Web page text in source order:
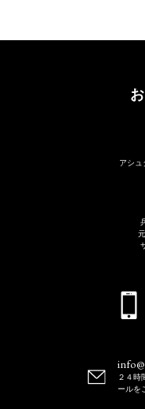
アシュ
２４時
ールを